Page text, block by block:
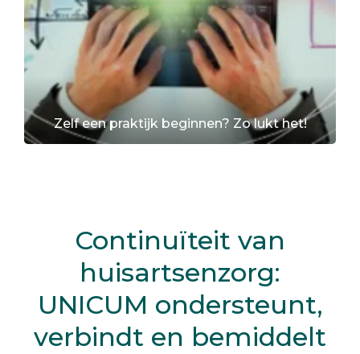
Zelf een praktijk beginnen? Zo lukt het!
Continuïteit van
huisartsenzorg:
UNICUM ondersteunt,
verbindt en bemiddelt